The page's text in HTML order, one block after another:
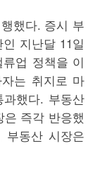
했다. 증시 부
지난달 11일
업 정책을 이
는 취지로 마
했다. 부동산
즉각 반응했
동산 시장은